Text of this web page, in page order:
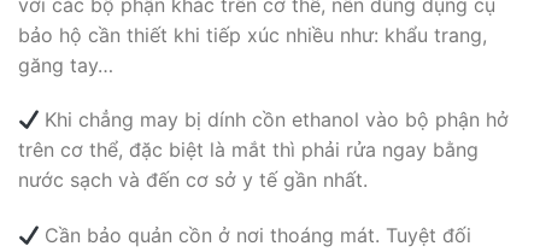
bảo hộ cần thiết khi tiếp xúc nhiều như: khẩu trang,
găng tay…
Khi chẳng may bị dính cồn ethanol vào bộ phận hở
trên cơ thể, đặc biệt là mắt thì phải rửa ngay bằng
nước sạch và đến cơ sở y tế gần nhất.
Cần bảo quản cồn ở nơi thoáng mát. Tuyệt đối